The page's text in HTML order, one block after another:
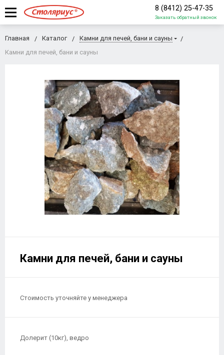
8 (8412) 25-47-35
Заказать обратный звонок
Главная Каталог
Камни для печей, бани и сауны
Камни для печей, бани и сауны
Камни для печей, бани и сауны
Стоимость уточняйте у менеджера
Долерит (10кг), ведро